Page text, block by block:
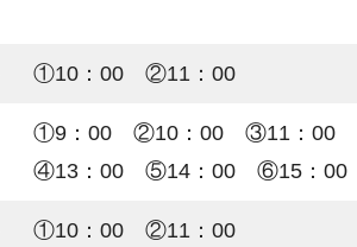
①10：00 ②11：00
①9：00 ②10：
④13：00 ⑤14：00 ⑥15：00
①10：00 ②11：00